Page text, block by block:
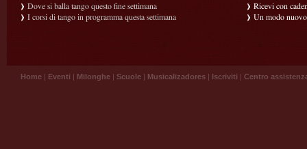
Dove si balla tango questo fine settimana
I corsi di tango in programma questa settimana
Ricevi con
Un modo
Home | Eventi | Milonghe | Scuole | Musicalizadores | Iscriviti | Centro